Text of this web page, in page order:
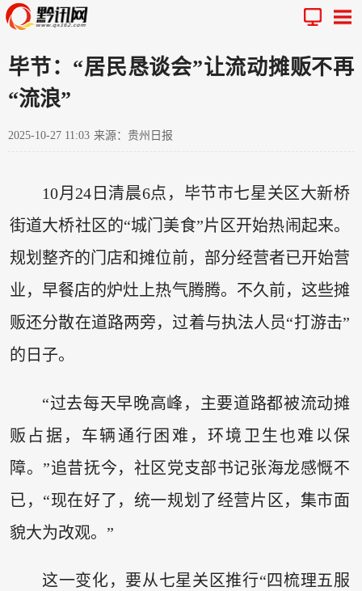
毕节：“居民恳谈会”让流动摊贩不再
“流浪”
2025-10-27 11:03 来源：贵州日报
10月24日清晨6点，毕节市七星关区大新桥
街道大桥社区的“城门美食”片区开始热闹起来。
规划整齐的门店和摊位前，部分经营者已开始营
业，早餐店的炉灶上热气腾腾。不久前，这些摊
贩还分散在道路两旁，过着与执法人员“打游击”
的日子。
“过去每天早晚高峰，主要道路都被流动摊
贩占据，车辆通行困难，环境卫生也难以保
障。”追昔抚今，社区党支部书记张海龙感慨不
已，“现在好了，统一规划了经营片区，集市面
貌大为改观。”
这一变化，要从七星关区推行“四梳理五服